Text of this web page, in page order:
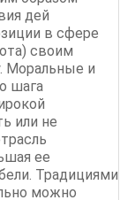
дей
в сфере
своим
Моральные и
шага
или не
ее
Традициями
можно